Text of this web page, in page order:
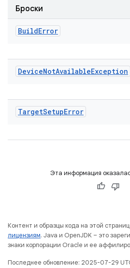
Броски
BuildError
DeviceNotAvailableException
TargetSetupError
Эта информация
Контент и образцы кода на этой
лицензиям. Java и OpenJDK – это
знаки корпорации Oracle и ее
Последнее обновление: 2025-07-29